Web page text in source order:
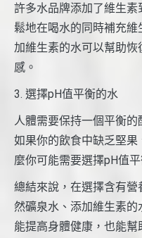
許多水品牌添加了維生
鬆地在喝水的同時補充
加維生素的水可以幫助
感。
3. 選擇pH值平衡的水
人體需要保持一個平衡的
如果你的飲食中缺乏堅
麼你可能需要選擇pH值
總結來說，在選擇含有
然礦泉水、添加維生素
能提高身體健康，也能